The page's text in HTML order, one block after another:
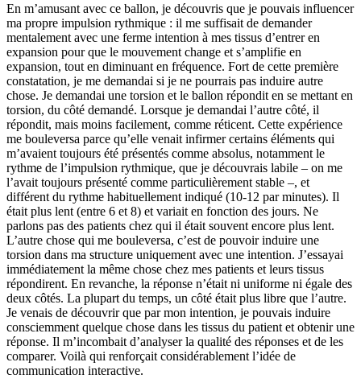
En m’amusant avec ce ballon, je découvris que je pouvais influencer
ma propre impulsion rythmique : il me suffisait de demander
mentalement avec une ferme intention à mes tissus d’entrer en
expansion pour que le mouvement change et s’amplifie en
expansion, tout en diminuant en fréquence. Fort de cette première
constatation, je me demandai si je ne pourrais pas induire autre
chose. Je demandai une torsion et le ballon répondit en se mettant en
torsion, du côté demandé. Lorsque je demandai l’autre côté, il
répondit, mais moins facilement, comme réticent. Cette expérience
me bouleversa parce qu’elle venait infirmer certains éléments qui
m’avaient toujours été présentés comme absolus, notamment le
rythme de l’impulsion rythmique, que je découvrais labile – on me
l’avait toujours présenté comme particulièrement stable –, et
différent du rythme habituellement indiqué (10-12 par minutes). Il
était plus lent (entre 6 et 8) et variait en fonction des jours. Ne
parlons pas des patients chez qui il était souvent encore plus lent.
L’autre chose qui me bouleversa, c’est de pouvoir induire une
torsion dans ma structure uniquement avec une intention. J’essayai
immédiatement la même chose chez mes patients et leurs tissus
répondirent. En revanche, la réponse n’était ni uniforme ni égale des
deux côtés. La plupart du temps, un côté était plus libre que l’autre.
Je venais de découvrir que par mon intention, je pouvais induire
consciemment quelque chose dans les tissus du patient et obtenir une
réponse. Il m’incombait d’analyser la qualité des réponses et de les
comparer. Voilà qui renforçait considérablement l’idée de
communication interactive.